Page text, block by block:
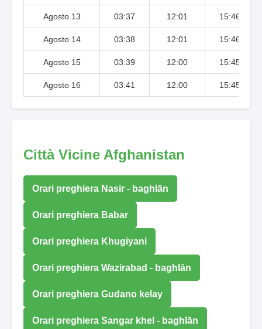
Agosto 13 03:37 12:01 15:46
Agosto 14 03:38 12:01 15:46
Agosto 15 03:39 12:00 15:45
Agosto 16 03:41 12:00 15:45
Città Vicine Afghanistan
Orari preghiera Nasir - baghlān
Orari preghiera Babar
Orari preghiera Khugiyani
Orari preghiera Wazirabad - baghlān
Orari preghiera Gudano kelay
Orari preghiera Sangar khel - baghlān